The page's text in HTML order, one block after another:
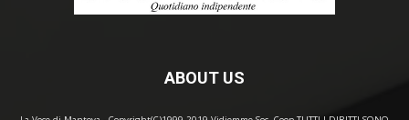
ABOUT US